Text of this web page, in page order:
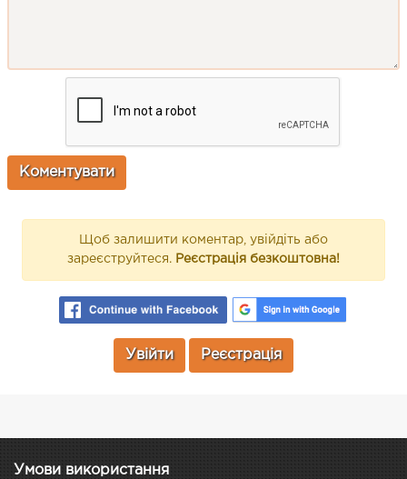
Щоб залишити коментар, увійдіть або
зареєструйтеся. Реєстрація безкоштовна!
Увійти Реєстрація
Умови використання